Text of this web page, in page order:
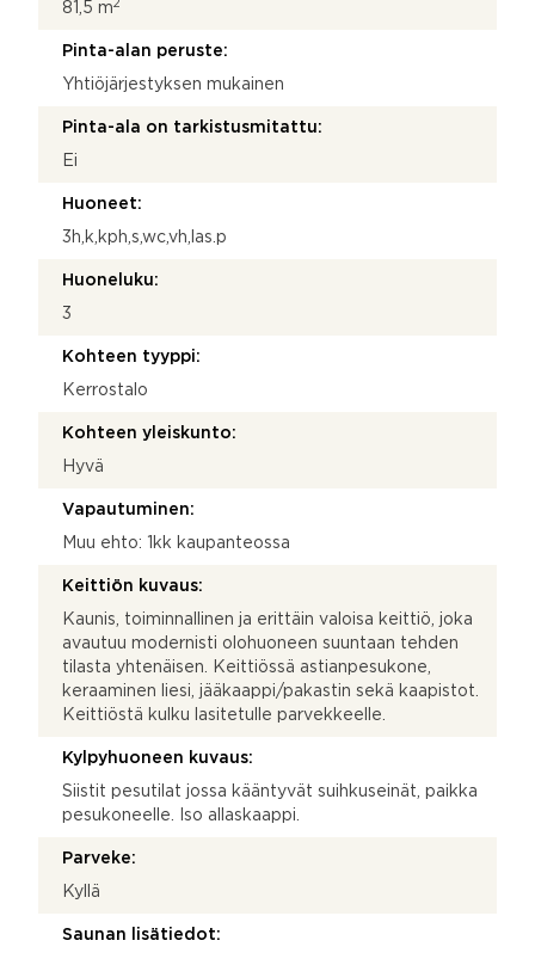
81,5 m2
Pinta-alan peruste:
Yhtiöjärjestyksen mukainen
Pinta-ala on tarkistusmitattu:
Ei
Huoneet:
3h,k,kph,s,wc,vh,las.p
Huoneluku:
3
Kohteen tyyppi:
Kerrostalo
Kohteen yleiskunto:
Hyvä
Vapautuminen:
Muu ehto: 1kk kaupanteossa
Keittiön kuvaus:
Kaunis, toiminnallinen ja erittäin valoisa keittiö, joka
avautuu modernisti olohuoneen suuntaan tehden
tilasta yhtenäisen. Keittiössä astianpesukone,
keraaminen liesi, jääkaappi/pakastin sekä kaapistot.
Keittiöstä kulku lasitetulle parvekkeelle.
Kylpyhuoneen kuvaus:
Siistit pesutilat jossa kääntyvät suihkuseinät, paikka
pesukoneelle. Iso allaskaappi.
Parveke:
Kyllä
Saunan lisätiedot: